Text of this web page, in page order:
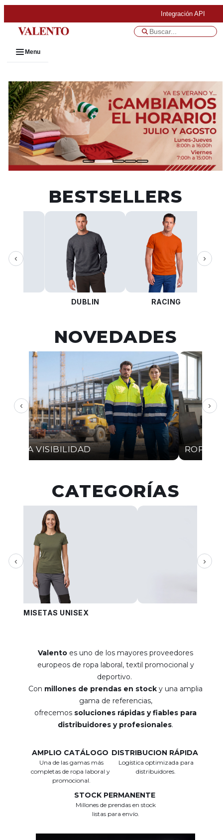
Integración API
Menu
BESTSELLERS
‹
DUBLIN RACING
›
NOVEDADES
‹
ALTA VISIBILIDAD ROPA
›
CATEGORÍAS
‹
CAMISETAS UNISEX
›
Valento es uno de los mayores proveedores
europeos de ropa laboral, textil promocional y
deportivo.
Con millones de prendas en stock y una amplia
gama de referencias,
ofrecemos soluciones rápidas y fiables para
distribuidores y profesionales.
AMPLIO CATÁLOGO
Una de las gamas más
completas de ropa laboral y
promocional.
DISTRIBUCION RÁPIDA
Logística optimizada para
distribuidores.
STOCK PERMANENTE
Millones de prendas en stock
listas para envío.